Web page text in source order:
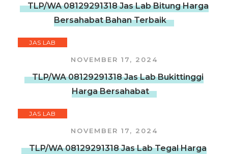
TLP/WA 08129291318 Jas Lab Bitung Harga
Bersahabat Bahan Terbaik
JAS LAB
NOVEMBER 17, 2024
TLP/WA 08129291318 Jas Lab Bukittinggi
Harga Bersahabat
JAS LAB
NOVEMBER 17, 2024
TLP/WA 08129291318 Jas Lab Tegal Harga